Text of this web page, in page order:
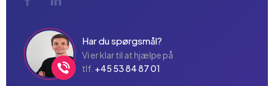
Har du spørgsmål?
Vi er klar til at hjælpe på
tlf. +45 53 84 87 01